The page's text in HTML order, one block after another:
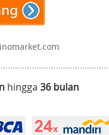
hingga 36 bulan